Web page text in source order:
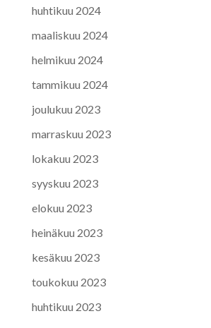
huhtikuu 2024
maaliskuu 2024
helmikuu 2024
tammikuu 2024
joulukuu 2023
marraskuu 2023
lokakuu 2023
syyskuu 2023
elokuu 2023
heinäkuu 2023
kesäkuu 2023
toukokuu 2023
huhtikuu 2023